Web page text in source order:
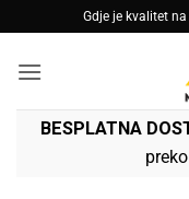
to
content
Gdje je kvalitet
BESPLATNA